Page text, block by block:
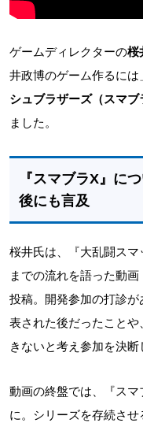
ゲームディレクターの桜
井政博のゲーム作るに
シュブラザーズ（スマブ
ました。
『スマブラX』に
後にも言及
桜井氏は、『大乱闘ス
までの流れを語った動画
投稿。開発参加の打診
表された後だったこと
きないと考え参加を決断
動画の終盤では、『ス
に。シリーズを存続さ